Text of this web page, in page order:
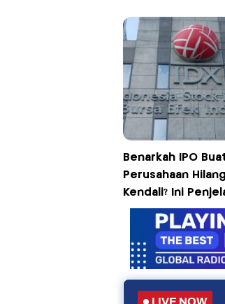
Benarkah IPO
Perusahaan Hilang
Kendali? Ini
LIVE NOW